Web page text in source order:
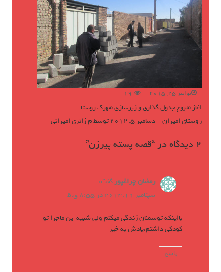
نوامبر 25, 2015 19
اغاز شروع جدول گذاری و زیرسازی شهرک روستا
روستای امیران دسامبر 5, 2012 توسطم زائری امیرانی
2 دیدگاه در “ قصه پسته پيرزن”
رمضان چراغپورگفت:
سپتامبر 19, 2013 در 8:55 ق.ظ
بااينكه توسمنان زندگى ميكنم ولى شبيه اين ماجرا تو
كودكى داشتم،يادش به خير
پاسخ